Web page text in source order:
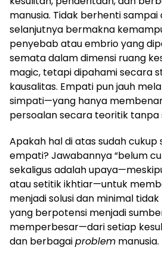
manusia. Tidak berhenti sampai
selanjutnya bermakna
penyebab atau embrio yang
semata dalam dimensi ruang
magic, tetapi dipahami secara
kausalitas. Empati pun jauh
simpati—yang hanya
persoalan secara teoritik tanpa
Apakah hal di atas sudah
empati? Jawabannya “belum
sekaligus adalah
atau setitik ikhtiar—untuk
menjadi solusi dan minimal
yang berpotensi menjadi
memperbesar—dari setiap
dan berbagaiproblem manusia.